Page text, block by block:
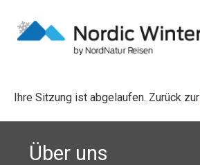
Ihre Sitzung ist abgelaufen. Zurück zur
Über uns